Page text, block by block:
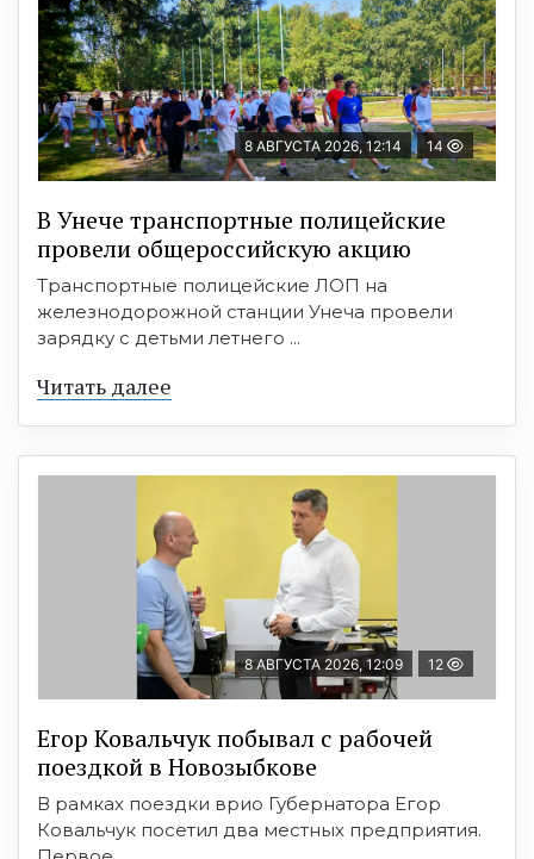
8 АВГУСТА 2026, 12:14 14
В Унече транспортные полицейские
провели общероссийскую акцию
Транспортные полицейские ЛОП на
железнодорожной станции Унеча провели
зарядку с детьми летнего ...
Читать далее
8 АВГУСТА 2026, 12:09 12
Егор Ковальчук побывал с рабочей
поездкой в Новозыбкове
В рамках поездки врио Губернатора Егор
Ковальчук посетил два местных предприятия.